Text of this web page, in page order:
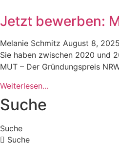
Jetzt bewerben:
Melanie Schmitz August 8, 2025
Sie haben zwischen 2020 und
MUT – Der Gründungspreis
Weiterlesen...
Suche
Suche
Suche